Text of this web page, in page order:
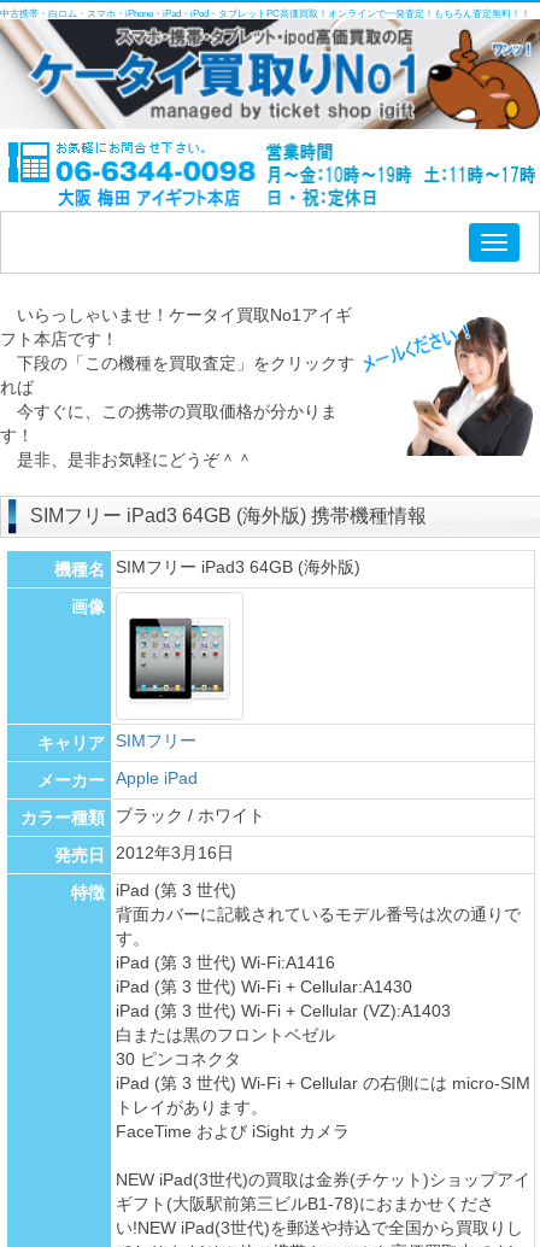
中古携帯・白ロム・スマホ・iPhone・iPad・iPod・タブレットPC高価買取！オンラインで一発査定！もちろん査定無料！！
いらっしゃいませ！ケータイ買取No1アイギ
フト本店です！
下段の「この機種を買取査定」をクリックす
れば
今すぐに、この携帯の買取価格が分かりま
す！
是非、是非お気軽にどうぞ＾＾
SIMフリー iPad3 64GB (海外版) 携帯機種情報
機種名 SIMフリー iPad3 64GB (海外版)
画像
キャリア SIMフリー
メーカー Apple iPad
カラー種類 ブラック / ホワイト
発売日 2012年3月16日
特徴
iPad (第 3 世代)
背面カバーに記載されているモデル番号は次の通りで
す。
iPad (第 3 世代) Wi-Fi:A1416
iPad (第 3 世代) Wi-Fi + Cellular:A1430
iPad (第 3 世代) Wi-Fi + Cellular (VZ):A1403
白または黒のフロントベゼル
30 ピンコネクタ
iPad (第 3 世代) Wi-Fi + Cellular の右側には micro-SIM
トレイがあります。
FaceTime および iSight カメラ
NEW iPad(3世代)の買取は金券(チケット)ショップアイ
ギフト(大阪駅前第三ビルB1-78)におまかせくださ
い!NEW iPad(3世代)を郵送や持込で全国から買取りし